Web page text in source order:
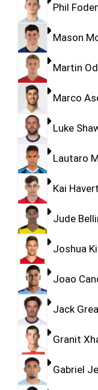
Phil
Mason
Martin
Marco
Luke
Lautaro
Kai
Jude
Joshua
Joao
Jack
Granit
Gabriel